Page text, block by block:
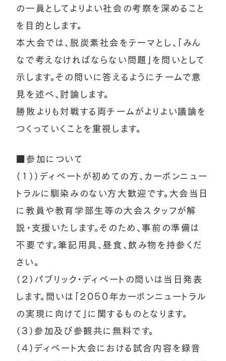
の一員としてよりよい社会の考察を深めること
を目的とします。
本大会では、脱炭素社会をテーマとし、「みん
なで考えなければならない問題」を問いとして
示します。その問いに答えるようにチームで意
見を述べ、討論します。
勝敗よりも対戦する両チームがよりよい議論を
つくっていくことを重視します。
■参加について
（1））ディベートが初めての方、カーボンニュー
トラルに馴染みのない方大歓迎です。大会当日
に教員や教育学部生等の大会スタッフが解
説・支援いたします。そのため、事前の準備は
不要です。筆記用具、昼食、飲み物を持参くだ
さい。
（2）パブリック・ディベートの問いは当日発表
します。問いは「2050年カーボンニュートラル
の実現に向けて」に関するものとなります。
（3）参加及び参観共に無料です。
（4）ディベート大会における試合内容を録音